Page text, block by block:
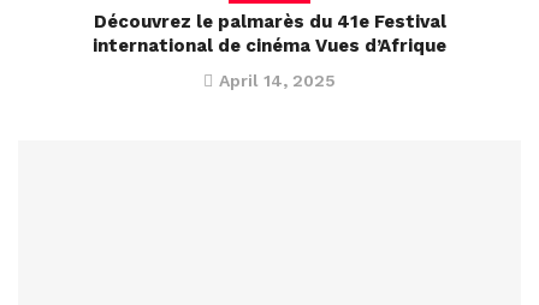
Découvrez le palmarès du 41e Festival
international de cinéma Vues d’Afrique
April 14, 2025